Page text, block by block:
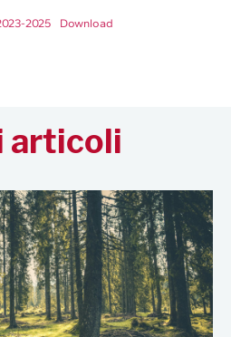
2025 Download
articoli